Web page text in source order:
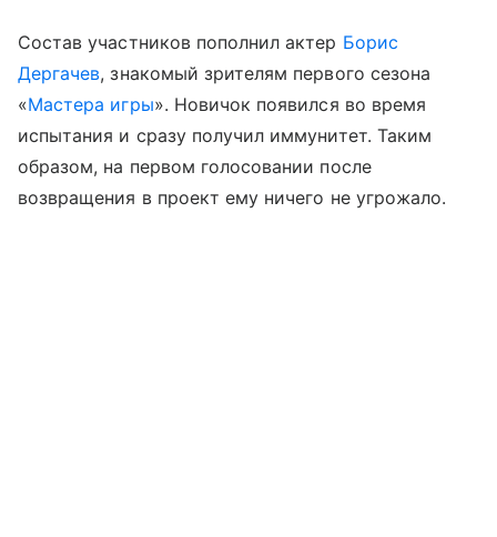
Состав участников пополнил актер Борис
Дергачев, знакомый зрителям первого сезона
«Мастера игры». Новичок появился во время
испытания и сразу получил иммунитет. Таким
образом, на первом голосовании после
возвращения в проект ему ничего не угрожало.